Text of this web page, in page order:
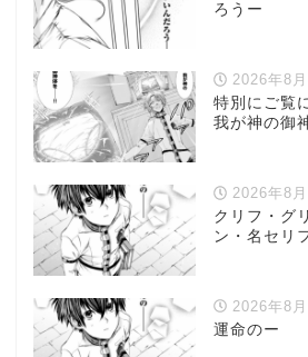
ろうー
2026年8月
特別にご覧
我が神の御
2026年8月
クリフ・グ
ン・名セリ
2026年8月
運命のー